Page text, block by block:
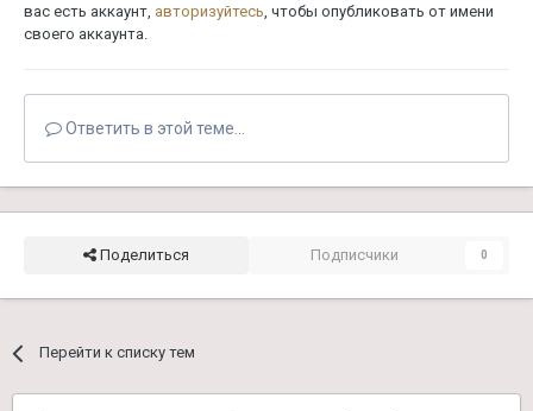
вас есть аккаунт, авторизуйтесь, чтобы опубликовать от имени
своего аккаунта.
Ответить в этой теме...
Поделиться Подписчики 0
Перейти к списку тем